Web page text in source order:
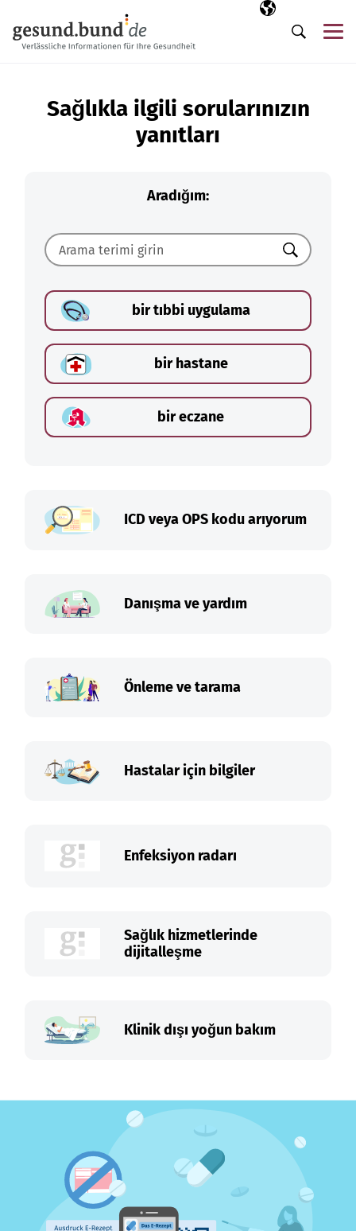
Seçili dil
TR
Arama
Sağlıkla ilgili sorularınızın
yanıtları
Aradığım:
Ara
bir tıbbi uygulama
bir hastane
bir eczane
ICD veya OPS kodu arıyorum
Danışma ve yardım
Önleme ve tarama
Hastalar için bilgiler
Enfeksiyon radarı
Sağlık hizmetlerinde
dijitalleşme
Klinik dışı yoğun bakım